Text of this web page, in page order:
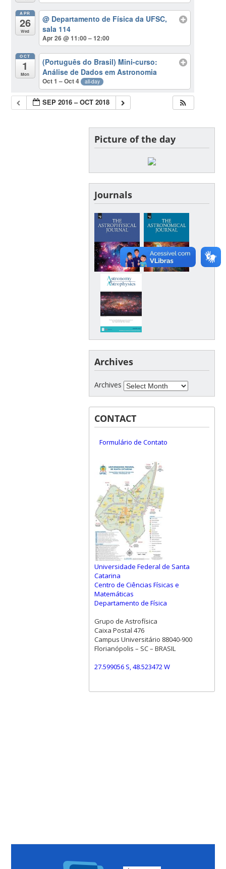
APR
26
Wed
@ Departamento de Física da UFSC,
sala 114
Apr 26 @ 11:00 – 12:00
OCT
1
Mon
(Português do Brasil) Mini-curso:
Análise de Dados em Astronomia
Oct 1 – Oct 4 all-day
SEP 2016 – OCT 2018
Picture of the day
Journals
Archives
Archives
CONTACT
Formulário de Contato
Universidade Federal de Santa
Catarina
Centro de Ciências Físicas e
Matemáticas
Departamento de Física
Grupo de Astrofísica
Caixa Postal 476
Campus Universitário 88040-900
Florianópolis – SC – BRASIL
27.599056 S, 48.523472 W